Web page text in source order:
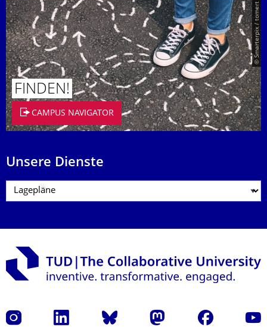
© Smarterpix / tomert
FINDEN!
CAMPUS NAVIGATOR
Unsere Dienste
Instagram LinkedIn Bluesky Mastodon Facebook